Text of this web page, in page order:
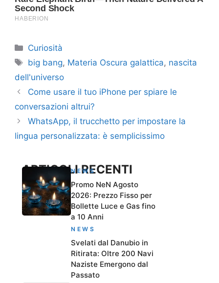
Categorie
Curiosità
Tag
big bang, Materia Oscura galattica, nascita
dell'universo
Come usare il tuo iPhone per spiare le
conversazioni altrui?
WhatsApp, il trucchetto per impostare la
lingua personalizzata: è semplicissimo
ARTICOLI RECENTI
NEWS
Promo NeN Agosto
2026: Prezzo Fisso per
Bollette Luce e Gas fino
a 10 Anni
NEWS
Svelati dal Danubio in
Ritirata: Oltre 200 Navi
Naziste Emergono dal
Passato